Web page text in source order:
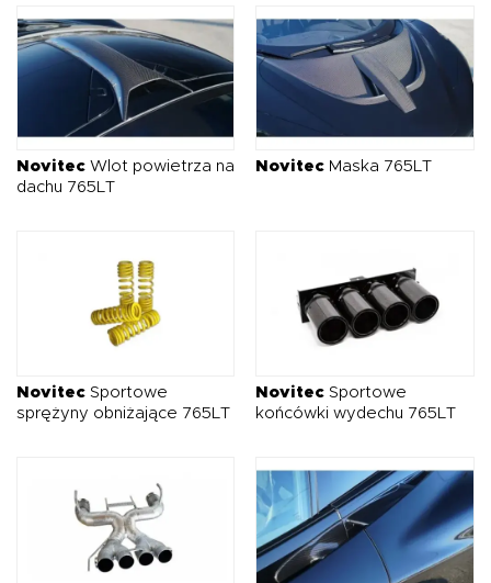
Novitec Wlot powietrza na
dachu 765LT
Novitec Maska 765LT
Novitec Sportowe
sprężyny obniżające 765LT
Novitec Sportowe
końcówki wydechu 765LT